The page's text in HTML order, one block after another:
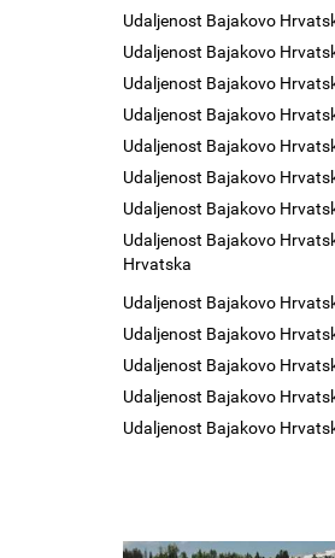
Udaljenost Bajakovo
Udaljenost Bajakovo
Udaljenost Bajakovo
Udaljenost Bajakovo
Udaljenost Bajakovo
Udaljenost Bajakovo
Udaljenost Bajakovo
Udaljenost Bajakovo
Hrvatska
Udaljenost Bajakovo
Udaljenost Bajakovo
Udaljenost Bajakovo
Udaljenost Bajakovo
Udaljenost Bajakovo